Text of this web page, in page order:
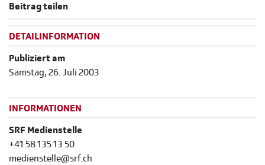
Beitrag teilen
DETAILINFORMATION
Publiziert am
Samstag, 26. Juli 2003
INFORMATIONEN
SRF Medienstelle
+41 58 135 13 50
medienstelle@srf.ch